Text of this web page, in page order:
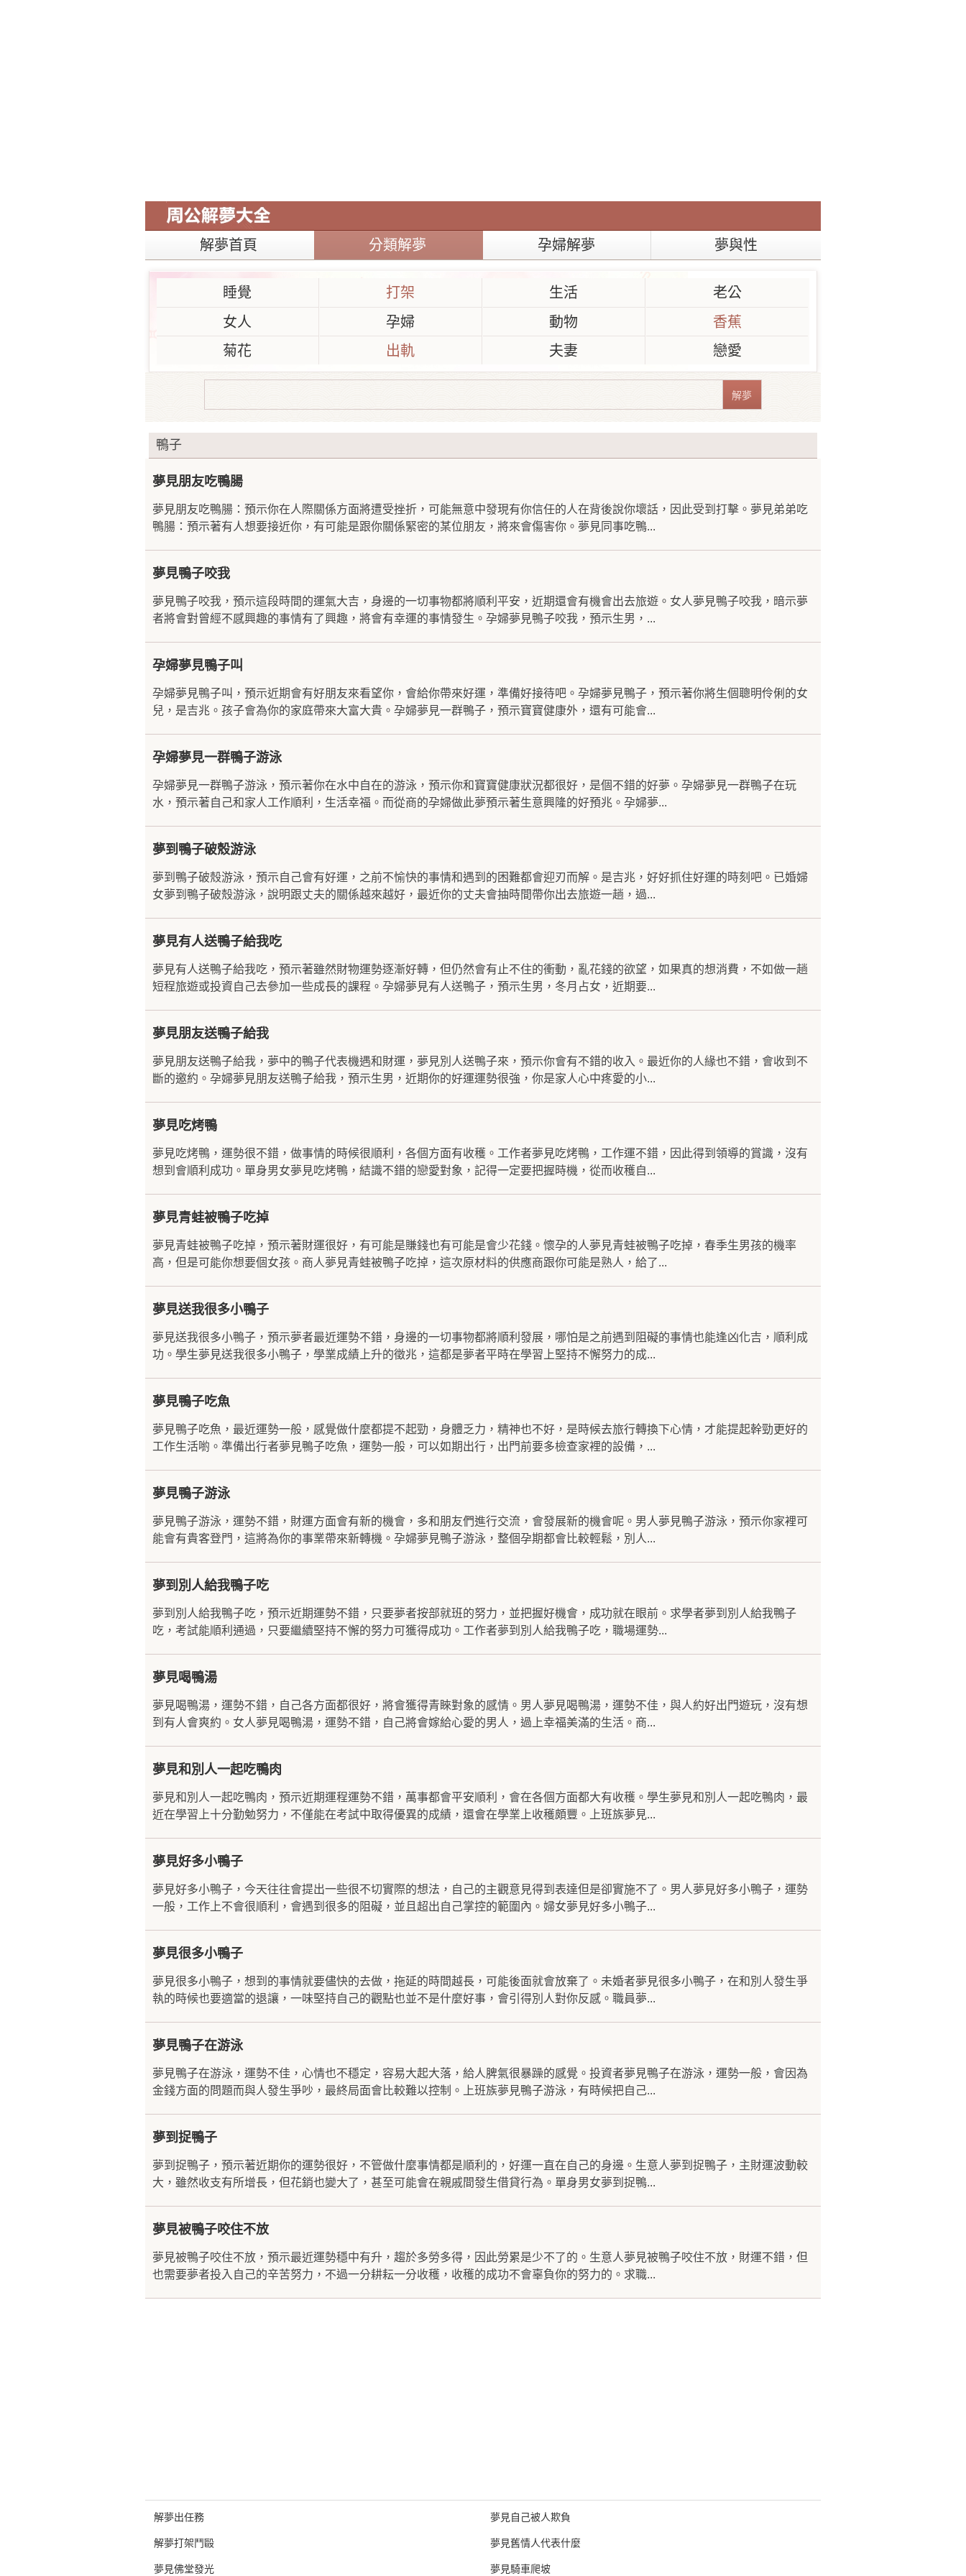
解夢首頁 分類解夢 孕婦解夢 夢與性
睡覺 打架 生活
老公
女人
孕婦 動物
香蕉
菊花
出軌 夫妻 戀愛
鴨子
夢見朋友吃鴨腸
夢見朋友吃鴨腸：預示你在人際關係方面將遭受挫折，可能無意中發現有你信任的人在背後說你壞話，因此受到打擊。夢見弟弟吃
鴨腸：預示著有人想要接近你，有可能是跟你關係緊密的某位朋友，將來會傷害你。夢見同事吃鴨...
夢見鴨子咬我
夢見鴨子咬我，預示這段時間的運氣大吉，身邊的一切事物都將順利平安，近期還會有機會出去旅遊。女人夢見鴨子咬我，暗示夢
者將會對曾經不感興趣的事情有了興趣，將會有幸運的事情發生。孕婦夢見鴨子咬我，預示生男，...
孕婦夢見鴨子叫
孕婦夢見鴨子叫，預示近期會有好朋友來看望你，會給你帶來好運，準備好接待吧。孕婦夢見鴨子，預示著你將生個聰明伶俐的女
兒，是吉兆。孩子會為你的家庭帶來大富大貴。孕婦夢見一群鴨子，預示寶寶健康外，還有可能會...
孕婦夢見一群鴨子游泳
孕婦夢見一群鴨子游泳，預示著你在水中自在的游泳，預示你和寶寶健康狀況都很好，是個不錯的好夢。孕婦夢見一群鴨子在玩
水，預示著自己和家人工作順利，生活幸福。而從商的孕婦做此夢預示著生意興隆的好預兆。孕婦夢...
夢到鴨子破殼游泳
夢到鴨子破殼游泳，預示自己會有好運，之前不愉快的事情和遇到的困難都會迎刃而解。是吉兆，好好抓住好運的時刻吧。已婚婦
女夢到鴨子破殼游泳，說明跟丈夫的關係越來越好，最近你的丈夫會抽時間帶你出去旅遊一趟，過...
夢見有人送鴨子給我吃
夢見有人送鴨子給我吃，預示著雖然財物運勢逐漸好轉，但仍然會有止不住的衝動，亂花錢的欲望，如果真的想消費，不如做一趟
短程旅遊或投資自己去參加一些成長的課程。孕婦夢見有人送鴨子，預示生男，冬月占女，近期要...
夢見朋友送鴨子給我
夢見朋友送鴨子給我，夢中的鴨子代表機遇和財運，夢見別人送鴨子來，預示你會有不錯的收入。最近你的人緣也不錯，會收到不
斷的邀約。孕婦夢見朋友送鴨子給我，預示生男，近期你的好運運勢很強，你是家人心中疼愛的小...
夢見吃烤鴨
夢見吃烤鴨，運勢很不錯，做事情的時候很順利，各個方面有收穫。工作者夢見吃烤鴨，工作運不錯，因此得到領導的賞識，沒有
想到會順利成功。單身男女夢見吃烤鴨，結識不錯的戀愛對象，記得一定要把握時機，從而收穫自...
夢見青蛙被鴨子吃掉
夢見青蛙被鴨子吃掉，預示著財運很好，有可能是賺錢也有可能是會少花錢。懷孕的人夢見青蛙被鴨子吃掉，春季生男孩的機率
高，但是可能你想要個女孩。商人夢見青蛙被鴨子吃掉，這次原材料的供應商跟你可能是熟人，給了...
夢見送我很多小鴨子
夢見送我很多小鴨子，預示夢者最近運勢不錯，身邊的一切事物都將順利發展，哪怕是之前遇到阻礙的事情也能逢凶化吉，順利成
功。學生夢見送我很多小鴨子，學業成績上升的徵兆，這都是夢者平時在學習上堅持不懈努力的成...
夢見鴨子吃魚
夢見鴨子吃魚，最近運勢一般，感覺做什麼都提不起勁，身體乏力，精神也不好，是時候去旅行轉換下心情，才能提起幹勁更好的
工作生活喲。準備出行者夢見鴨子吃魚，運勢一般，可以如期出行，出門前要多檢查家裡的設備，...
夢見鴨子游泳
夢見鴨子游泳，運勢不錯，財運方面會有新的機會，多和朋友們進行交流，會發展新的機會呢。男人夢見鴨子游泳，預示你家裡可
能會有貴客登門，這將為你的事業帶來新轉機。孕婦夢見鴨子游泳，整個孕期都會比較輕鬆，別人...
夢到別人給我鴨子吃
夢到別人給我鴨子吃，預示近期運勢不錯，只要夢者按部就班的努力，並把握好機會，成功就在眼前。求學者夢到別人給我鴨子
吃，考試能順利通過，只要繼續堅持不懈的努力可獲得成功。工作者夢到別人給我鴨子吃，職場運勢...
夢見喝鴨湯
夢見喝鴨湯，運勢不錯，自己各方面都很好，將會獲得青睞對象的感情。男人夢見喝鴨湯，運勢不佳，與人約好出門遊玩，沒有想
到有人會爽約。女人夢見喝鴨湯，運勢不錯，自己將會嫁給心愛的男人，過上幸福美滿的生活。商...
夢見和別人一起吃鴨肉
夢見和別人一起吃鴨肉，預示近期運程運勢不錯，萬事都會平安順利，會在各個方面都大有收穫。學生夢見和別人一起吃鴨肉，最
近在學習上十分勤勉努力，不僅能在考試中取得優異的成績，還會在學業上收穫頗豐。上班族夢見...
夢見好多小鴨子
夢見好多小鴨子，今天往往會提出一些很不切實際的想法，自己的主觀意見得到表達但是卻實施不了。男人夢見好多小鴨子，運勢
一般，工作上不會很順利，會遇到很多的阻礙，並且超出自己掌控的範圍內。婦女夢見好多小鴨子...
夢見很多小鴨子
夢見很多小鴨子，想到的事情就要儘快的去做，拖延的時間越長，可能後面就會放棄了。未婚者夢見很多小鴨子，在和別人發生爭
執的時候也要適當的退讓，一味堅持自己的觀點也並不是什麼好事，會引得別人對你反感。職員夢...
夢見鴨子在游泳
夢見鴨子在游泳，運勢不佳，心情也不穩定，容易大起大落，給人脾氣很暴躁的感覺。投資者夢見鴨子在游泳，運勢一般，會因為
金錢方面的問題而與人發生爭吵，最終局面會比較難以控制。上班族夢見鴨子游泳，有時候把自己...
夢到捉鴨子
夢到捉鴨子，預示著近期你的運勢很好，不管做什麼事情都是順利的，好運一直在自己的身邊。生意人夢到捉鴨子，主財運波動較
大，雖然收支有所增長，但花銷也變大了，甚至可能會在親戚間發生借貸行為。單身男女夢到捉鴨...
夢見被鴨子咬住不放
夢見被鴨子咬住不放，預示最近運勢穩中有升，趨於多勞多得，因此勞累是少不了的。生意人夢見被鴨子咬住不放，財運不錯，但
也需要夢者投入自己的辛苦努力，不過一分耕耘一分收穫，收穫的成功不會辜負你的努力的。求職...
解夢出任務
解夢打架鬥毆
夢見佛堂發光
夢見自己被人欺負
夢見舊情人代表什麼
夢見騎車爬坡